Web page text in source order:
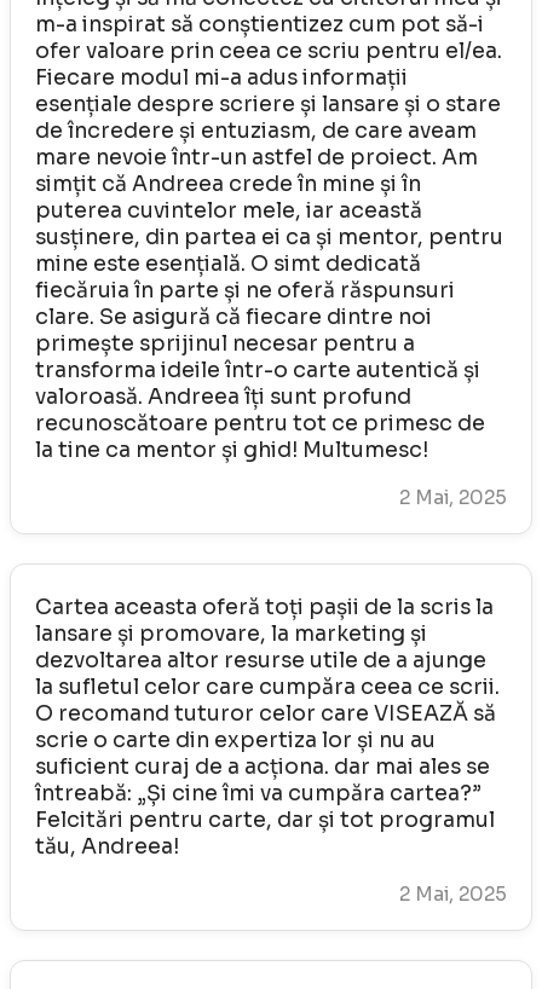
m-a inspirat să conștientizez cum pot să-i
ofer valoare prin ceea ce scriu pentru el/ea.
Fiecare modul mi-a adus informații
esențiale despre scriere și lansare și o stare
de încredere și entuziasm, de care aveam
mare nevoie într-un astfel de proiect. Am
simțit că Andreea crede în mine și în
puterea cuvintelor mele, iar această
susținere, din partea ei ca și mentor, pentru
mine este esențială. O simt dedicată
fiecăruia în parte și ne oferă răspunsuri
clare. Se asigură că fiecare dintre noi
primește sprijinul necesar pentru a
transforma ideile într-o carte autentică și
valoroasă. Andreea îți sunt profund
recunoscătoare pentru tot ce primesc de
la tine ca mentor și ghid! Multumesc!
2 Mai, 2025
Cartea aceasta oferă toți pașii de la scris la
lansare și promovare, la marketing și
dezvoltarea altor resurse utile de a ajunge
la sufletul celor care cumpăra ceea ce scrii.
O recomand tuturor celor care VISEAZĂ să
scrie o carte din expertiza lor și nu au
suficient curaj de a acționa. dar mai ales se
întreabă: „Și cine îmi va cumpăra cartea?”
Felcitări pentru carte, dar și tot programul
tău, Andreea!
2 Mai, 2025